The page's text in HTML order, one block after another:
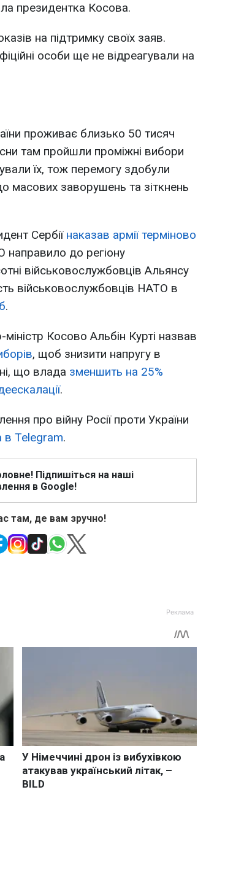
президентка Косова.
на підтримку своїх заяв.
особи ще не відреагували на
проживає близько 50 тисяч
там пройшли проміжні вибори
їх, тож перемогу здобули
масових заворушень та зіткнень
Сербії наказав армії терміново
направило до регіону
військовослужбовців Альянсу
військовослужбовців НАТО в
.
Косово Альбін Курті назвав
, щоб знизити напругу в
що влада зменшить на 25%
.
про війну Росії проти України
в Telegram.
Підпишіться на наші
в Google!
там, де вам зручно!